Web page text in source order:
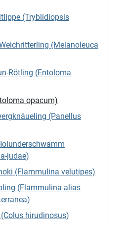
(Tryblidiopsis
(Melanoleuca
Rötling (Entoloma
opacum)
(Panellus
judae)
(Flammulina velutipes)
(Flammulina alias
hirudinosus)